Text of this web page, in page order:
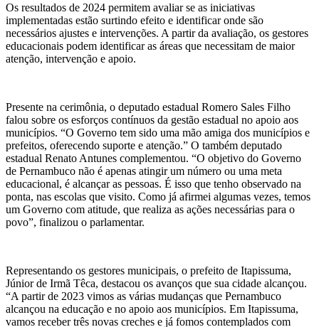
Os resultados de 2024 permitem avaliar se as iniciativas
implementadas estão surtindo efeito e identificar onde são
necessários ajustes e intervenções. A partir da avaliação, os gestores
educacionais podem identificar as áreas que necessitam de maior
atenção, intervenção e apoio.
Presente na cerimônia, o deputado estadual Romero Sales Filho
falou sobre os esforços contínuos da gestão estadual no apoio aos
municípios. “O Governo tem sido uma mão amiga dos municípios e
prefeitos, oferecendo suporte e atenção.” O também deputado
estadual Renato Antunes complementou. “O objetivo do Governo
de Pernambuco não é apenas atingir um número ou uma meta
educacional, é alcançar as pessoas. É isso que tenho observado na
ponta, nas escolas que visito. Como já afirmei algumas vezes, temos
um Governo com atitude, que realiza as ações necessárias para o
povo”, finalizou o parlamentar.
Representando os gestores municipais, o prefeito de Itapissuma,
Júnior de Irmã Têca, destacou os avanços que sua cidade alcançou.
“A partir de 2023 vimos as várias mudanças que Pernambuco
alcançou na educação e no apoio aos municípios. Em Itapissuma,
vamos receber três novas creches e já fomos contemplados com